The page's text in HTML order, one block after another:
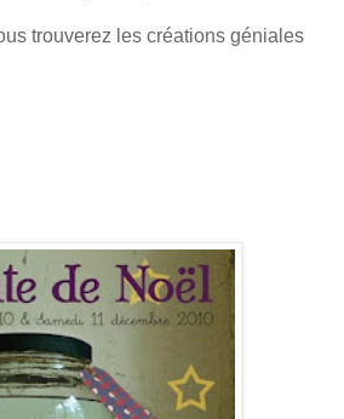
trouverez les créations géniales